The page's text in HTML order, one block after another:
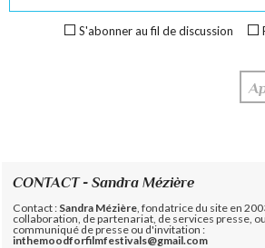
S'abonner au fil de discussion
CONTACT - Sandra Mézière
Contact : Sandra Mézière , fondatrice du site en
collaboration, de partenariat, de services presse,
communiqué de presse ou d'invitation :
inthemoodforfilmfestivals@gmail.com